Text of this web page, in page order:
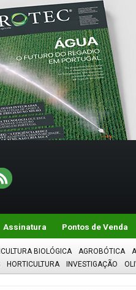
Assinatura Pontos de Venda
BIOLÓGICA AGROBÓTICA
HORTICULTURA INVESTIGAÇÃO